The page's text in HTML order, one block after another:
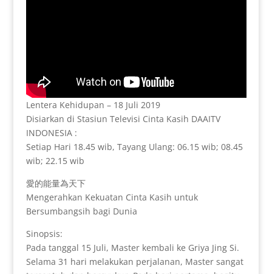
Lentera Kehidupan – 18 Juli 2019
Disiarkan di Stasiun Televisi Cinta Kasih DAAITV
INDONESIA :
Setiap Hari 18.45 wib, Tayang Ulang: 06.15 wib; 08.45
wib; 22.15 wib
愛的能量為天下
Mengerahkan Kekuatan Cinta Kasih untuk
Bersumbangsih bagi Dunia
Sinopsis:
Pada tanggal 15 Juli, Master kembali ke Griya Jing Si.
Selama 31 hari melakukan perjalanan, Master sangat